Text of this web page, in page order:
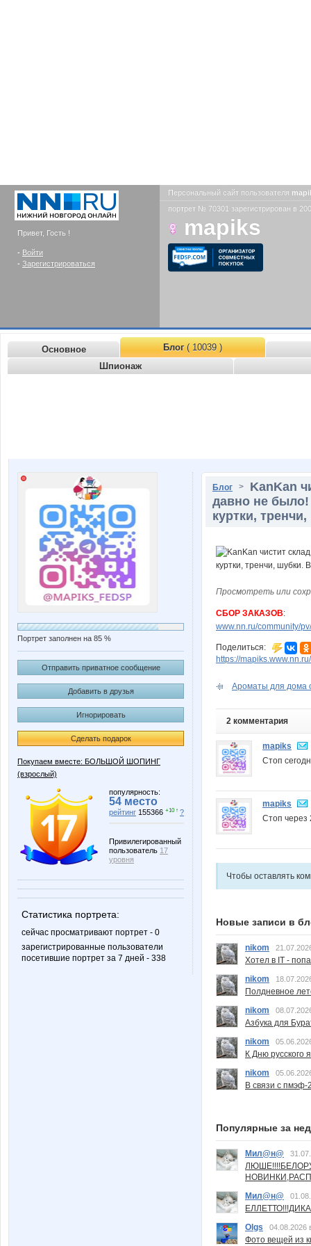
Привет, Гость !
- Войти
- Зарегистрироваться
Персональный сайт пользователя
портрет № 70301 зарегистрирован в
mapiks
Основное Блог( 10039 )
Шпионаж
Портрет заполнен на 85 %
Отправить приватное сообщение
Добавить в друзья
Игнорировать
Сделать подарок
Покупаем вместе: БОЛЬШОЙ ШОПИНГ
(взрослый)
популярность:
54 место
рейтинг 155366 +10 ↑ ?
Привилегированный
пользователь 17
уровня
Статистика портрета:
сейчас просматривают портрет - 0
зарегистрированные пользователи
посетившие портрет за 7 дней - 338
Блог > KanKan
давно не
куртки,
Просмотреть или
СБОР ЗАКАЗОВ:
www.nn.ru/community/
Поделиться:
https://mapiks.www.nn.ru/
Ароматы для дома
2 комментария
mapiks
Стоп
mapiks
Стоп через
Чтобы оставлять
Новые записи в
nikom
Хотел в IT -
nikom
Полдневное
nikom
Азбука для
nikom
К Дню русского
nikom
В связи с пмэф-
Популярные за
Мил@н@
Мил@н@
Olgs
04.08.2026
Фото вещей из